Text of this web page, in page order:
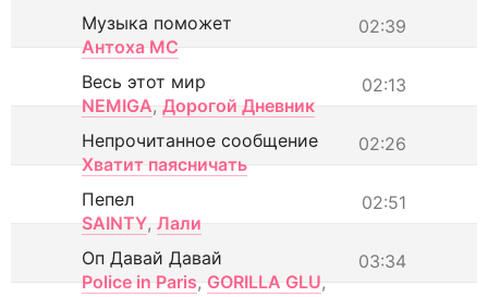
02:39
Музыка поможет
Антоха МС
02:13
Весь этот мир
NEMIGA, Дорогой Дневник
02:26
Непрочитанное сообщение
Хватит паясничать
02:51
Пепел
SAINTY, Лали
03:34
Оп Давай Давай
Police in Paris, GORILLA GLU,